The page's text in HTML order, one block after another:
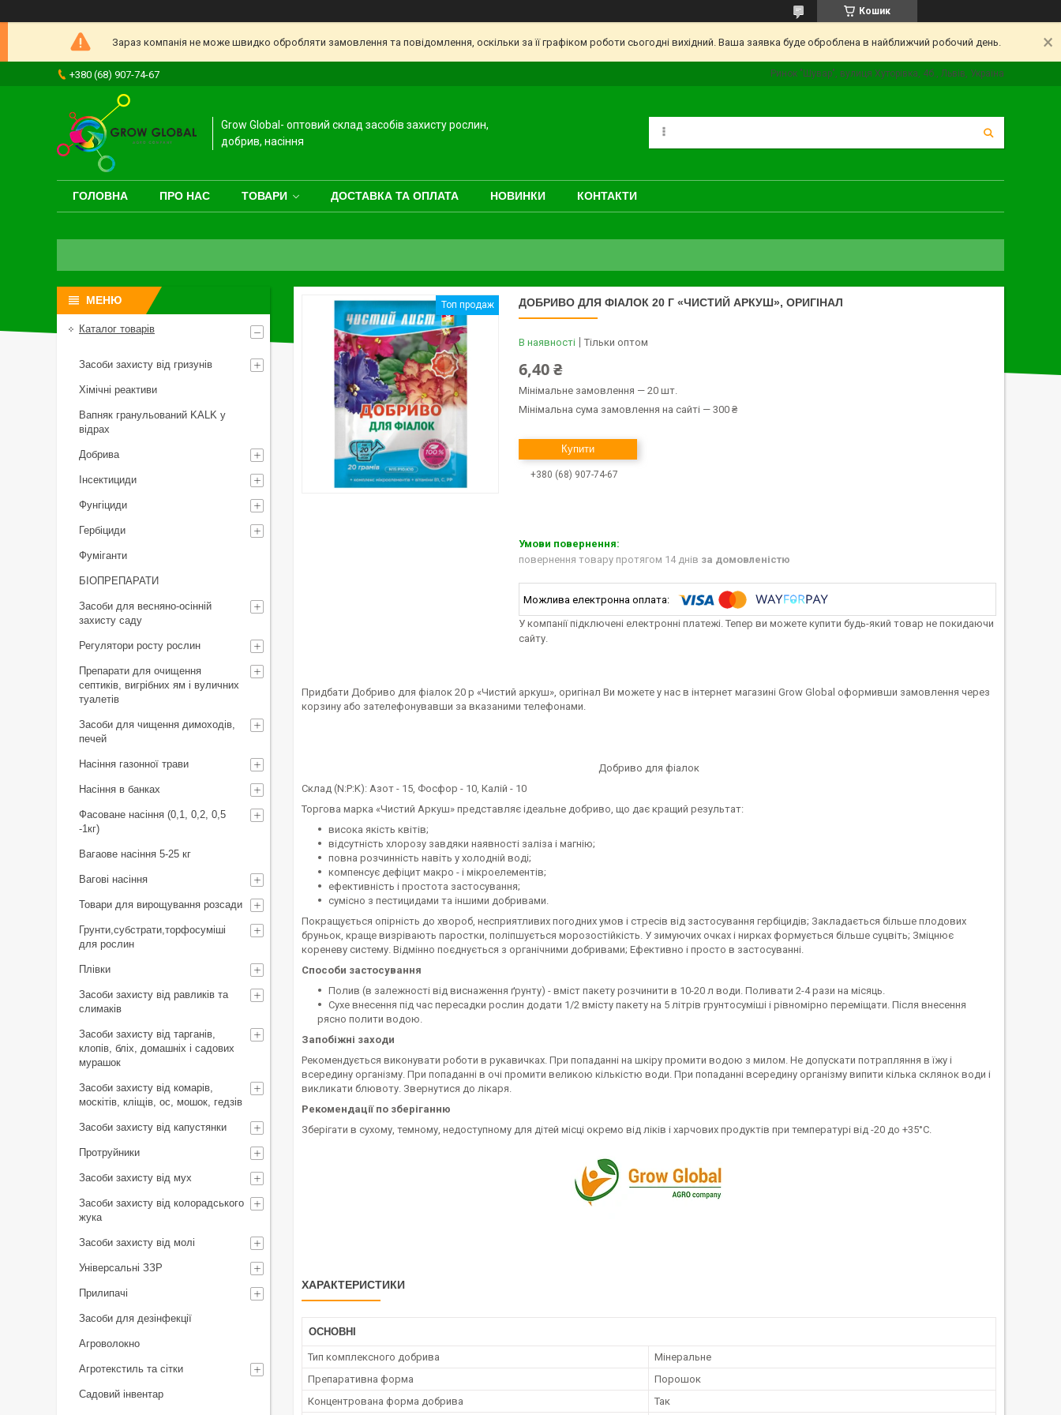
Кошик
Зараз компанія не може швидко обробляти замовлення та повідомлення, оскільки за її графіком роботи сьогодні вихідний. Ваша заявка буде оброблена в найближчий робочий день.
+380 (68) 907-74-67 Ринок "Шувар", вулиця Хуторівка, 4б., Львів, Україна
Grow Global- оптовий склад засобів захисту рослин,
добрив, насіння
ГОЛОВНА ПРО НАС ТОВАРИ ДОСТАВКА ТА ОПЛАТА НОВИНКИ КОНТАКТИ
Топ продаж ДОБРИВО ДЛЯ ФІАЛОК 20 Г «ЧИСТИЙ АРКУШ», ОРИГІНАЛ
В наявності Тільки оптом
6,40 ₴
Мінімальне замовлення — 20 шт.
Мінімальна сума замовлення на сайті — 300 ₴
Купити
+380 (68) 907-74-67
повернення товару протягом 14 днів за домовленістю
У компанії підключені електронні платежі. Тепер ви можете купити будь-який товар не покидаючи
сайту.
Придбати Добриво для фіалок 20 р «Чистий аркуш», оригінал Ви можете у нас в інтернет магазині Grow Global оформивши замовлення через
корзину або зателефонувавши за вказаними телефонами.
Добриво для фіалок
Склад (N:P:K): Азот - 15, Фосфор - 10, Калій - 10
Торгова марка «Чистий Аркуш» представляє ідеальне добриво, що дає кращий результат:
висока якість квітів;
відсутність хлорозу завдяки наявності заліза і магнію;
повна розчинність навіть у холодній воді;
компенсує дефіцит макро - і мікроелементів;
ефективність і простота застосування;
сумісно з пестицидами та іншими добривами.
Покращується опірність до хвороб, несприятливих погодних умов і стресів від застосування гербіцидів; Закладається більше плодових
бруньок, краще визрівають паростки, поліпшується морозостійкість. У зимуючих очках і нирках формується більше суцвіть; Зміцнює
кореневу систему. Відмінно поєднується з органічними добривами; Ефективно і просто в застосуванні.
Способи застосування
Полив (в залежності від виснаження ґрунту) - вміст пакету розчинити в 10-20 л води. Поливати 2-4 рази на місяць.
Сухе внесення під час пересадки рослин додати 1/2 вмісту пакету на 5 літрів грунтосуміші і рівномірно переміщати. Після внесення
рясно полити водою.
Запобіжні заходи
Рекомендується виконувати роботи в рукавичках. При попаданні на шкіру промити водою з милом. Не допускати потрапляння в їжу і
всередину організму. При попаданні в очі промити великою кількістю води. При попаданні всередину організму випити кілька склянок води і
викликати блювоту. Звернутися до лікаря.
Рекомендації по зберіганню
Зберігати в сухому, темному, недоступному для дітей місці окремо від ліків і харчових продуктів при температурі від -20 до +35°С.
ХАРАКТЕРИСТИКИ
ОСНОВНІ
Тип комплексного добрива
Мінеральне
Препаративна форма
Порошок
Концентрована форма добрива
Так
Каталог товарів
Засоби захисту від гризунів
Хімічні реактиви
Вапняк гранульований KALK у
відрах
Добрива
Інсектициди
Фунгіциди
Гербіциди
Фуміганти
БІОПРЕПАРАТИ
Засоби для весняно-осінній
захисту саду
Регулятори росту рослин
Препарати для очищення
септиків, вигрібних ям і вуличних
туалетів
Засоби для чищення димоходів,
печей
Насіння газонної трави
Насіння в банках
Фасоване насіння (0,1, 0,2, 0,5
-1кг)
Вагаове насіння 5-25 кг
Вагові насіння
Товари для вирощування розсади
Грунти,субстрати,торфосуміші
для рослин
Плівки
Засоби захисту від равликів та
слимаків
Засоби захисту від тарганів,
клопів, бліх, домашніх і садових
мурашок
Засоби захисту від комарів,
москітів, кліщів, ос, мошок, гедзів
Засоби захисту від капустянки
Протруйники
Засоби захисту від мух
Засоби захисту від колорадського
жука
Засоби захисту від молі
Універсальні ЗЗР
Прилипачі
Засоби для дезінфекції
Агроволокно
Агротекстиль та сітки
Садовий інвентар